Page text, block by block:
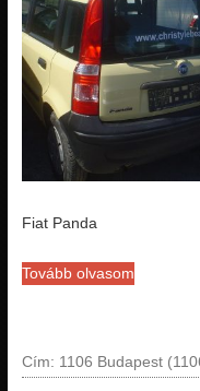
Fiat Panda
Tovább olvasom
Cím: 1106 Budapest